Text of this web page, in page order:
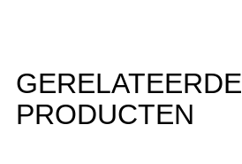
GERELATEERDE
PRODUCTEN